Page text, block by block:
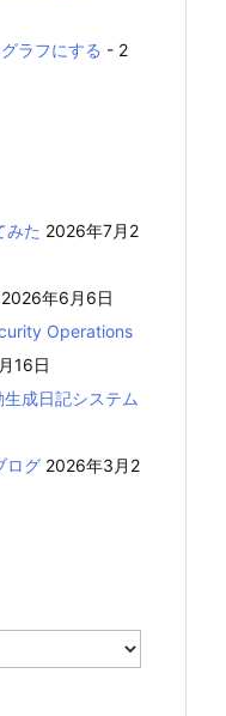
ラフにする - 2
みた 2026年7月2
2026年6月6日
Operations
16日
成日記システム
ログ 2026年3月2